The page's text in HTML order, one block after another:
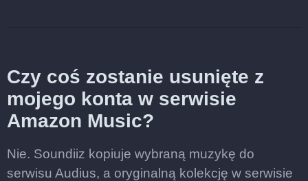
Czy coś zostanie usunięte z
mojego konta w serwisie
Amazon Music?
Nie. Soundiiz kopiuje wybraną muzykę do
serwisu Audius, a oryginalną kolekcję w serwisie